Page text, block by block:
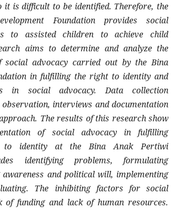
is difficult to be identified. Therefore, the
Foundation provides social
to assisted children to achieve child
aims to determine and analyze the
social advocacy carried out by the Bina
in fulfilling the right to identity and
in social advocacy. Data collection
observation, interviews and documentation
The results of this research show
of social advocacy in fulfilling
to identity at the Bina Anak Pertiwi
identifying problems, formulating
and political will, implementing
The inhibiting factors for social
of funding and lack of human resources.